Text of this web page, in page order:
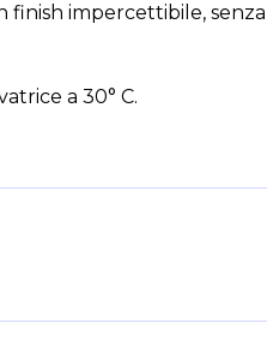
impercettibile,
a 30° C.